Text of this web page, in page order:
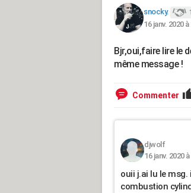
snocky.
16 janv. 2020 à
Bjr,oui,faire lire le
même message !
Commenter
djwolf
16 janv. 2020
ouii j.ai lu le
combustion